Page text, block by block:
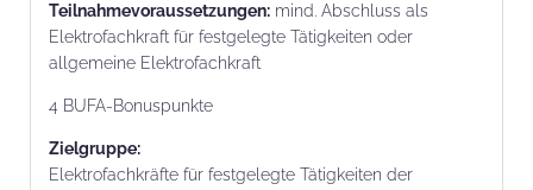
Teilnahmevoraussetzungen: mind. Abschluss als
Elektrofachkraft für festgelegte Tätigkeiten oder
allgemeine Elektrofachkraft
4 BUFA-Bonuspunkte
Zielgruppe:
Elektrofachkräfte für festgelegte Tätigkeiten der